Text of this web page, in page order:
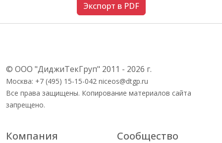
Экспорт в PDF
© ООО "ДиджиТекГруп" 2011 - 2026 г.
Москва: +7 (495) 15-15-042 niceos@dtgp.ru
Все права защищены. Копирование материалов сайта
запрещено.
Компания Сообщество